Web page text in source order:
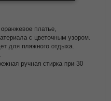
платье,
с цветочным узором.
для пляжного отдыха.
ручная стирка при 30